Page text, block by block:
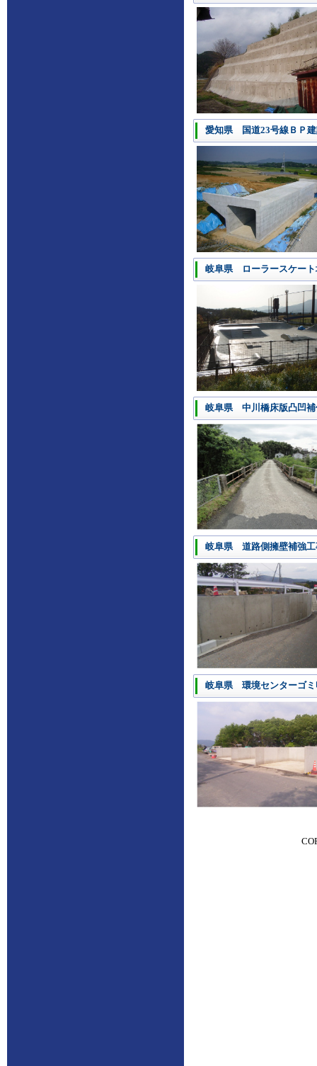
愛知県 国道23号線ＢＰ建
岐阜県 ローラースケート
岐阜県 中川橋床版凸凹補
岐阜県 道路側擁壁補強工
岐阜県 環境センターゴミ